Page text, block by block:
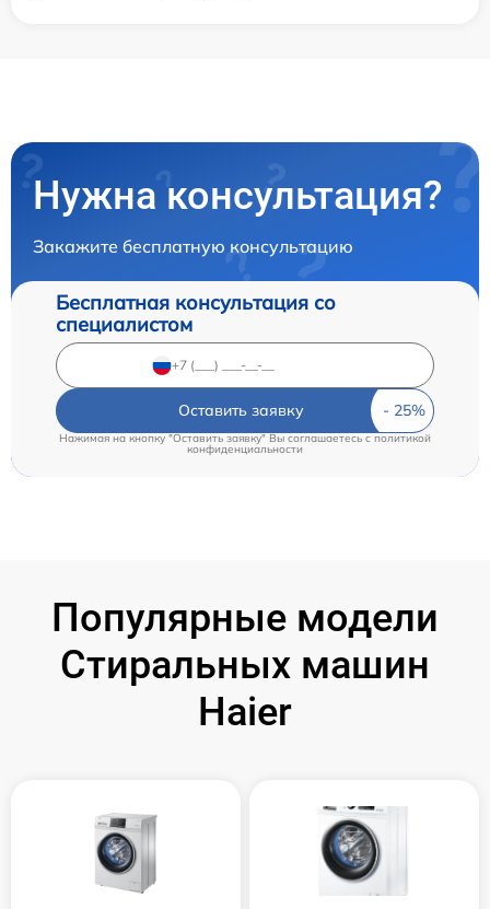
Нужна консультация?
Закажите бесплатную консультацию
Бесплатная консультация со
специалистом
Оставить заявку
Нажимая на кнопку "Оставить заявку" Вы соглашаетесь cполитикой
конфиденциальности
Популярные модели
Стиральных машин
Haier